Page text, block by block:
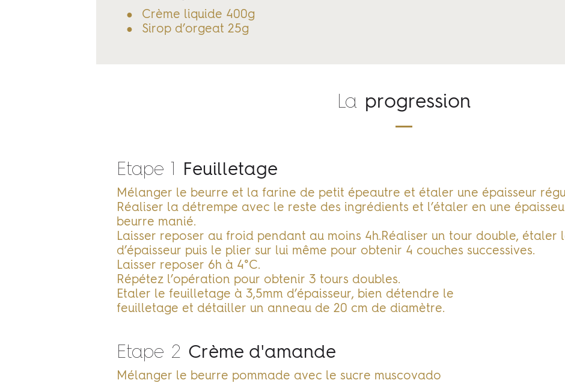
Crème liquide 400g
Sirop d’orgeat 25g
La progression
Etape 1 Feuilletage
Mélanger le beurre et la farine de petit épeautre et étaler une épaisseur
Réaliser la détrempe avec le reste des ingrédients et l’étaler en une
beurre manié.
Laisser reposer au froid pendant au moins 4h.Réaliser un tour double, étaler
d’épaisseur puis le plier sur lui même pour obtenir 4 couches successives.
Laisser reposer 6h à 4°C.
Répétez l’opération pour obtenir 3 tours doubles.
Etaler le feuilletage à 3,5mm d’épaisseur, bien détendre le
feuilletage et détailler un anneau de 20 cm de diamètre.
Etape 2 Crème d'amande
Mélanger le beurre pommade avec le sucre muscovado